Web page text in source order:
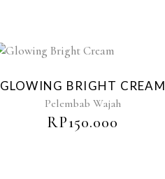
GLOWING BRIGHT CREAM
Pelembab Wajah
RP150.000